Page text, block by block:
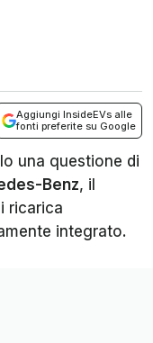
Aggiungi InsideEVs alle
fonti preferite su Google
una questione di
Benz, il
ricarica
integrato.